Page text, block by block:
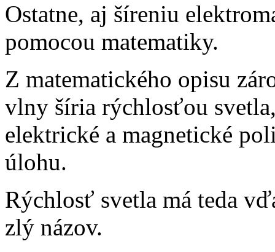
Ostatne, aj šíreniu
pomocou matematiky.
Z matematického opisu
vlny šíria rýchlosťou
elektrické a magnetické
úlohu.
Rýchlosť svetla má teda
zlý názov.